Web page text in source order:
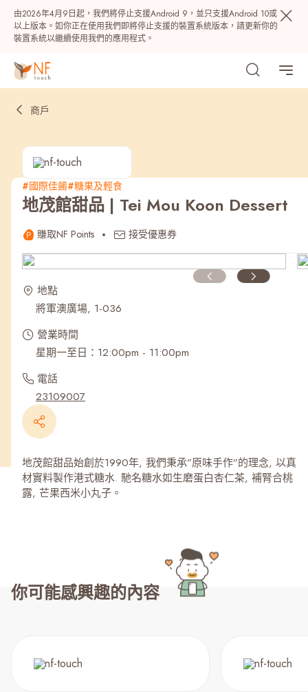
由2026年4月9日起，我們將停止支援Android 9，並只支援Android 10或
以上版本。如你正在使用我們即將停止支援的裝置系統版本，請更新你的
裝置系統以繼續使用我們的應用程式。
熱門
最近搜尋紀錄
商戶
#國際佳餚#糖果及輕食
地茂館甜品 | Tei Mou Koon Dessert
賺取NF Points 接受優惠券
地點
將軍澳廣場, 1-036
營業時間
星期一至日：12:00pm - 11:00pm
電話
23109007
地茂館甜品始創於1990年, 我們秉承”原味手作”的理念, 以真
材實料製作港式糖水. 馳名糖水如生磨蛋白杏仁茶, 補腎合桃
露, 芒果西米小丸子。
你可能感興趣的內容